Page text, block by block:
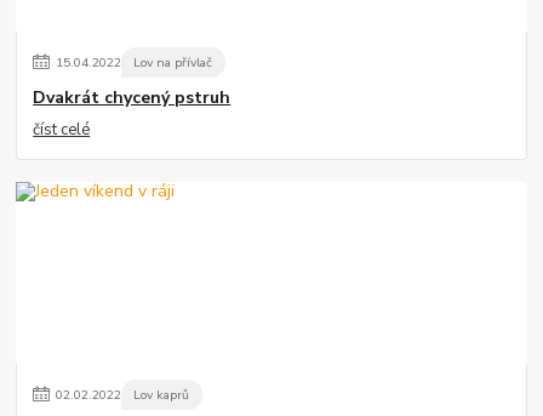
15.04.2022 Lov na přívlač
Dvakrát chycený pstruh
číst celé
02.02.2022 Lov kaprů